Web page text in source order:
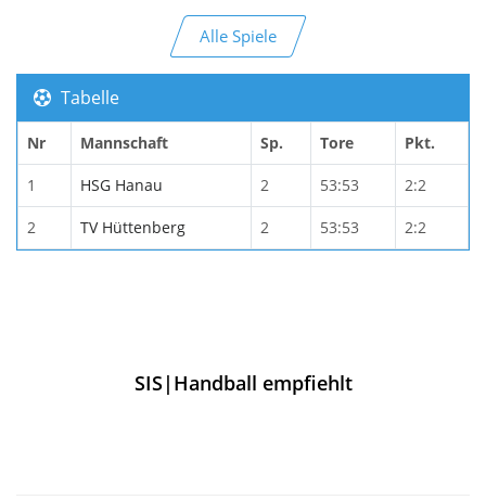
Alle Spiele
Tabelle
Nr Mannschaft Sp. Tore Pkt.
1 HSG Hanau 2 53:53 2:2
2 TV Hüttenberg 2 53:53 2:2
SIS|Handball empfiehlt